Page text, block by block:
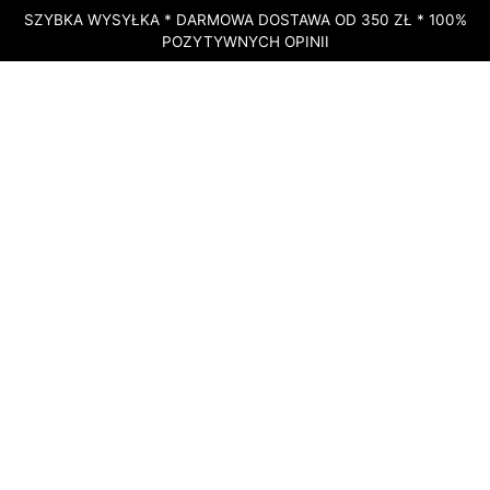
SZYBKA WYSYŁKA * DARMOWA DOSTAWA OD 350 ZŁ * 100%
POZYTYWNYCH OPINII